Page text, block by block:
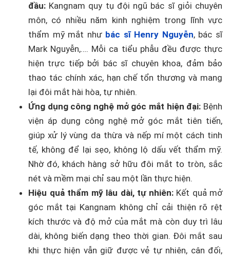
đầu: Kangnam quy tụ đội ngũ bác sĩ giỏi chuyên
môn, có nhiều năm kinh nghiệm trong lĩnh vực
thẩm mỹ mắt như bác sĩ Henry Nguyễn, bác sĩ
Mark Nguyễn,…. Mỗi ca tiểu phẫu đều được thực
hiện trực tiếp bởi bác sĩ chuyên khoa, đảm bảo
thao tác chính xác, hạn chế tổn thương và mang
lại đôi mắt hài hòa, tự nhiên.
Ứng dụng công nghệ mở góc mắt hiện đại: Bệnh
viện áp dụng công nghệ mở góc mắt tiên tiến,
giúp xử lý vùng da thừa và nếp mí một cách tinh
tế, không để lại sẹo, không lộ dấu vết thẩm mỹ.
Nhờ đó, khách hàng sở hữu đôi mắt to tròn, sắc
nét và mềm mại chỉ sau một lần thực hiện.
Hiệu quả thẩm mỹ lâu dài, tự nhiên:Kết quả mở
góc mắt tại Kangnam không chỉ cải thiện rõ rệt
kích thước và độ mở của mắt mà còn duy trì lâu
dài, không biến dạng theo thời gian. Đôi mắt sau
khi thực hiện vẫn giữ được vẻ tự nhiên, cân đối,